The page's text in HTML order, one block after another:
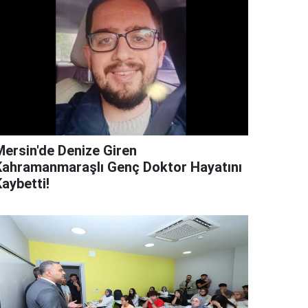
Denize Giren
Genç Doktor Hayatını